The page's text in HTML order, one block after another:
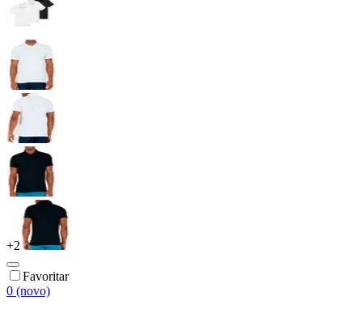
+2
Favoritar
0 (novo)